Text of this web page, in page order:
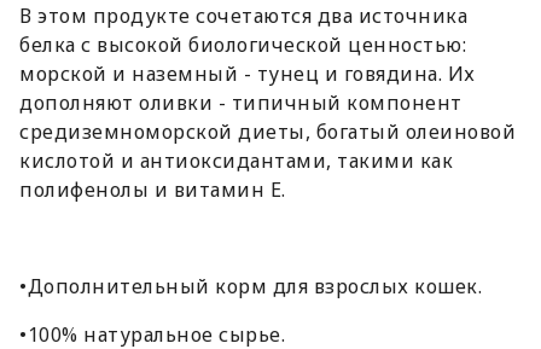
В этом продукте сочетаются два источника
белка с высокой биологической ценностью:
морской и наземный - тунец и говядина. Их
дополняют оливки - типичный компонент
средиземноморской диеты, богатый олеиновой
кислотой и антиоксидантами, такими как
полифенолы и витамин Е.
•Дополнительный корм для взрослых кошек.
•100% натуральное сырье.